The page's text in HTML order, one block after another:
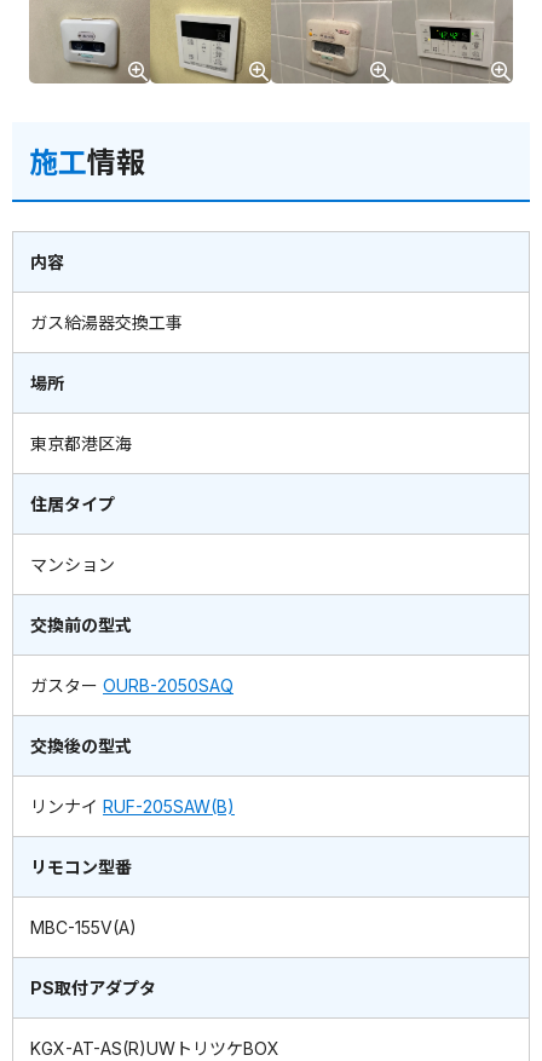
施工情報
内容
ガス給湯器交換工事
場所
東京都港区海
住居タイプ
マンション
交換前の型式
ガスター OURB-2050SAQ
交換後の型式
リンナイ RUF-205SAW(B)
リモコン型番
MBC-155V(A)
PS取付アダプタ
KGX-AT-AS(R)UWトリツケBOX